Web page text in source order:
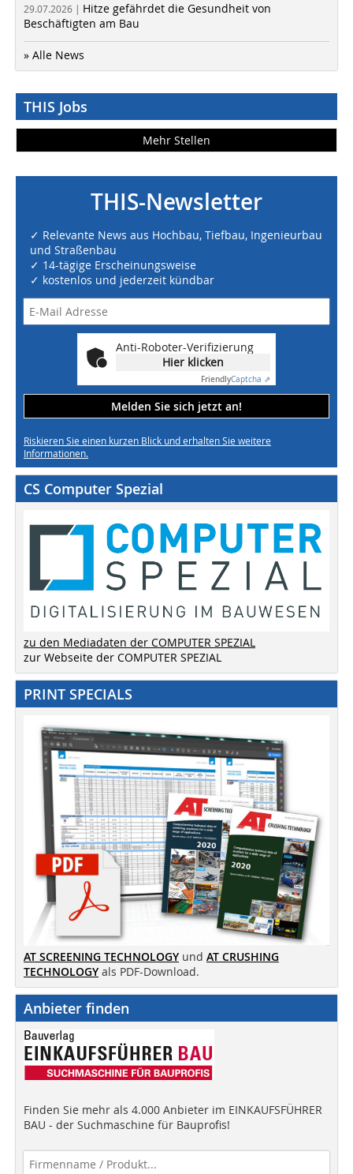
29.07.2026 | Hitze gefährdet die Gesundheit von
Beschäftigten am Bau
» Alle News
THIS Jobs
Mehr Stellen
THIS-Newsletter
✓ Relevante News aus Hochbau, Tiefbau, Ingenieurbau
und Straßenbau
✓ 14-tägige Erscheinungsweise
✓ kostenlos und jederzeit kündbar
Anti-Roboter-Verifizierung
Hier klicken
FriendlyCaptcha ⇗
Melden Sie sich jetzt an!
Riskieren Sie einen kurzen Blick und erhalten Sie weitere
Informationen.
CS Computer Spezial
zu den Mediadaten der COMPUTER SPEZIAL
zur Webseite der COMPUTER SPEZIAL
PRINT SPECIALS
AT SCREENING TECHNOLOGY und AT CRUSHING
TECHNOLOGY als PDF-Download.
Anbieter finden
Finden Sie mehr als 4.000 Anbieter im EINKAUFSFÜHRER
BAU - der Suchmaschine für Bauprofis!